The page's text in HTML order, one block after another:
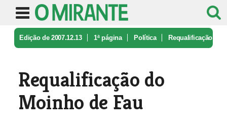
Edição de 2007.12.13 1ª página Política Requalificação
Requalificação do
Moinho de Fau